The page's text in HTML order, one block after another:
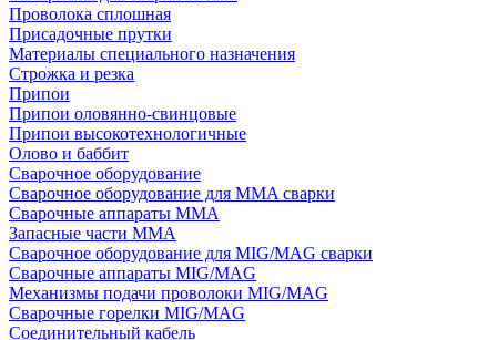
Проволока сплошная
Присадочные прутки
Материалы специального назначения
Строжка и резка
Припои
Припои оловянно-свинцовые
Припои высокотехнологичные
Олово и баббит
Сварочное оборудование
Сварочное оборудование для MMA сварки
Сварочные аппараты MMA
Запасные части MMA
Сварочное оборудование для MIG/MAG сварки
Сварочные аппараты MIG/MAG
Механизмы подачи проволоки MIG/MAG
Сварочные горелки MIG/MAG
Соединительный кабель